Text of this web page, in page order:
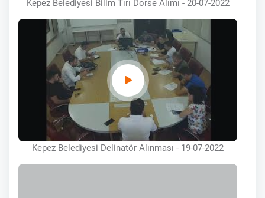
Kepez Belediyesi Bilim Tırı Dorse Alımı - 20-07-2022
Kepez Belediyesi Delinatör Alınması - 19-07-2022